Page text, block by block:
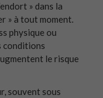
» dans la
» à tout moment.
physique ou
conditions
le risque
souvent sous